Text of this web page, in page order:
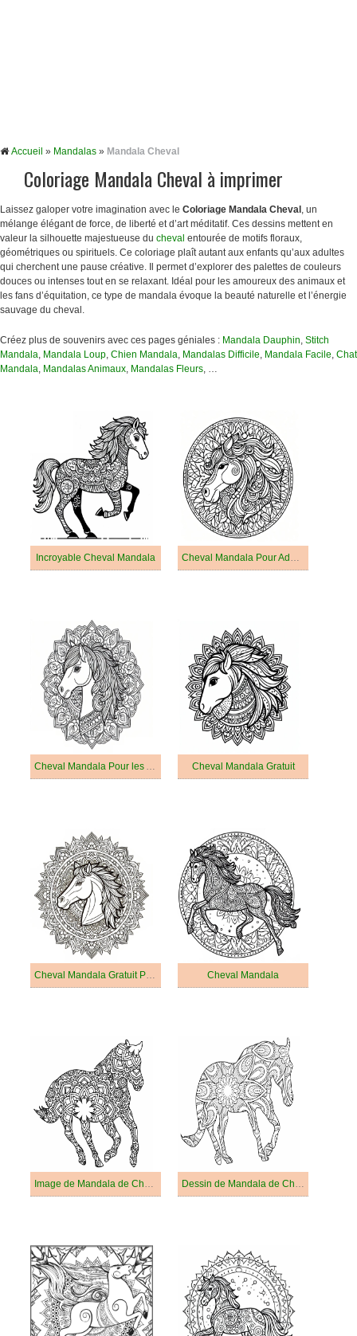
Accueil » Mandalas » Mandala Cheval
Coloriage Mandala Cheval à imprimer
Laissez galoper votre imagination avec le Coloriage Mandala Cheval , un
mélange élégant de force, de liberté et d’art méditatif. Ces dessins mettent en
valeur la silhouette majestueuse du cheval entourée de motifs floraux,
géométriques ou spirituels. Ce coloriage plaît autant aux enfants qu’aux adultes
qui cherchent une pause créative. Il permet d’explorer des palettes de couleurs
douces ou intenses tout en se relaxant. Idéal pour les amoureux des animaux et
les fans d’équitation, ce type de mandala évoque la beauté naturelle et l’énergie
sauvage du cheval.
Créez plus de souvenirs avec ces pages géniales : Mandala Dauphin, Stitch
Mandala, Mandala Loup, Chien Mandala, Mandalas Difficile, Mandala Facile, Chat
Mandala, Mandalas Animaux, Mandalas Fleurs, …
Incroyable Cheval Mandala Cheval Mandala Pour Adultes
Cheval Mandala Pour les Adultes Cheval Mandala Gratuit
Cheval Mandala Gratuit Pour les Adultes Cheval Mandala
Image de Mandala de Cheval Dessin de Mandala de Cheval